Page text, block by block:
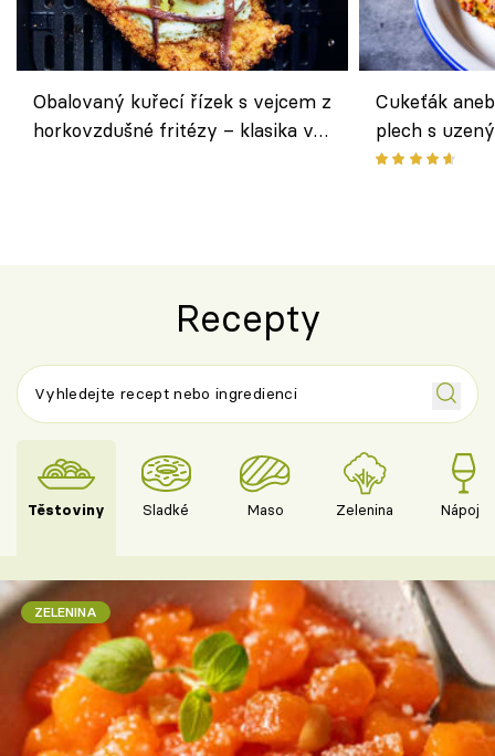
Obalovaný kuřecí řízek s vejcem z
horkovzdušné fritézy – klasika v
Cukeťák
plech s
způsob, jak
Recepty
Těstoviny Sladké Maso Zelenina Nápoje
ZELENINA